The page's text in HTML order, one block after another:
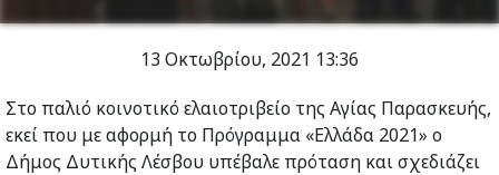
13 Οκτωβρίου, 2021 13:36
Στο παλιό κοινοτικό ελαιοτριβείο της Αγίας Παρασκευής,
εκεί που με αφορμή το Πρόγραμμα «Ελλάδα 2021» ο
Δήμος Δυτικής Λέσβου υπέβαλε πρόταση και σχεδιάζει